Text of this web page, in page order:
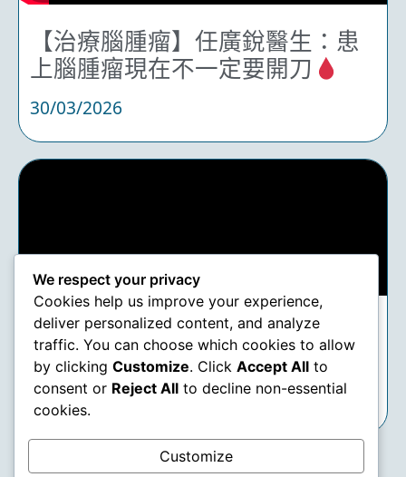
【治療腦腫瘤】任廣銳醫生：患
上腦腫瘤現在不一定要開刀
30/03/2026
【治療腦腫瘤】任廣銳醫生：腦
部放射手術是團隊協作
30/03/2026
… 11
We respect your privacy
Cookies help us improve your experience,
deliver personalized content, and analyze
traffic. You can choose which cookies to allow
by clicking Customize. Click Accept All to
consent or Reject All to decline non-essential
cookies.
Customize